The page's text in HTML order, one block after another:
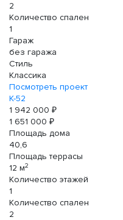
2
Количество спален
1
Гараж
без гаража
Стиль
Классика
Посмотреть проект
К-52
1 942 000 ₽
1 651 000 ₽
Площадь дома
40,6
Площадь террасы
12 м2
Количество этажей
1
Количество спален
2